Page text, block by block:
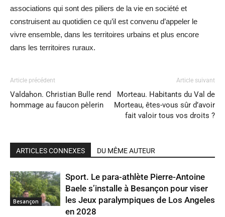
associations qui sont des piliers de la vie en société et
construisent au quotidien ce qu’il est convenu d’appeler le
vivre ensemble, dans les territoires urbains et plus encore
dans les territoires ruraux.
Article précédent
Valdahon. Christian Bulle rend
hommage au faucon pèlerin
Article suivant
Morteau. Habitants du Val de
Morteau, êtes-vous sûr d’avoir
fait valoir tous vos droits ?
ARTICLES CONNEXES DU MÊME AUTEUR
Besançon
Sport. Le para-athlète Pierre-Antoine
Baele s’installe à Besançon pour viser
les Jeux paralympiques de Los Angeles
en 2028